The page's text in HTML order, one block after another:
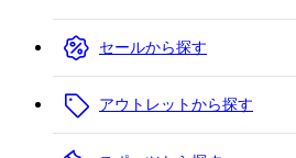
セールから探す
アウトレットから探す